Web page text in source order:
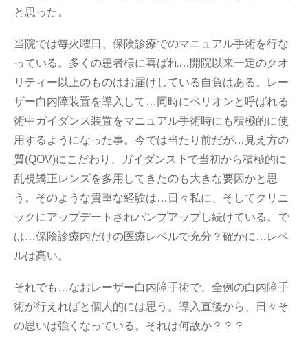
と思った。
当院では毎火曜日、保険診療でのマニュアル手術を行な
っている。多くの患者様に喜ばれ…開院以来一定のクオ
リティー以上のものはお届けしている自負はある。レー
ザー白内障装置を導入して…同時にベリオンと呼ばれる
術中ガイダンス装置をマニュアル手術時にも積極的に使
用するようになった事。今では当たり前だが…見え方の
質(QOV)にこだわり、ガイダンス下で当初から積極的に
乱視矯正レンズを多用してきたのも大きな要因かと思
う。そのような貴重な経験は…日々私に、そしてクリニ
ックにアップデートされパンプアップし続けている。で
は…保険診療内だけの医療レベルで充分？確かに…レベ
ルは高い。
それでも…なおレーザー白内障手術で、全例の白内障手
術が行えればと個人的には思う。導入直後から、日々そ
の思いは強くなっている。それは何故か？？？